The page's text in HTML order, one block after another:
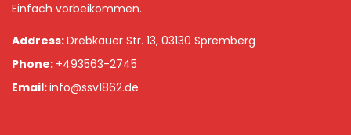
Einfach vorbeikommen.
Address:Drebkauer Str. 13, 03130 Spremberg
Phone: +493563-2745
Email:info@ssv1862.de